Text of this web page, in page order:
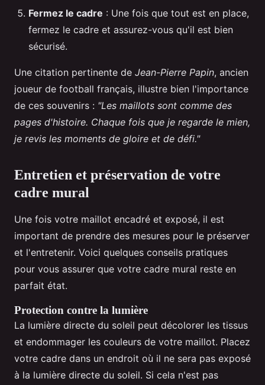
Fermez le cadre : Une fois que tout est en place,
fermez le cadre et assurez-vous qu'il est bien
sécurisé.
Une citation pertinente de Jean-Pierre Papin, ancien
joueur de football français, illustre bien l'importance
de ces souvenirs : "Les maillots sont comme des
pages d'histoire. Chaque fois que je regarde le mien,
je revis les moments de gloire et de défi."
Entretien et préservation de votre
cadre mural
Une fois votre maillot encadré et exposé, il est
important de prendre des mesures pour le préserver
et l'entretenir. Voici quelques conseils pratiques
pour vous assurer que votre cadre mural reste en
parfait état.
Protection contre la lumière
La lumière directe du soleil peut décolorer les tissus
et endommager les couleurs de votre maillot. Placez
votre cadre dans un endroit où il ne sera pas exposé
à la lumière directe du soleil. Si cela n'est pas